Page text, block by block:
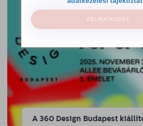
A 360 Design Budapest
FELIRATKOZÁS